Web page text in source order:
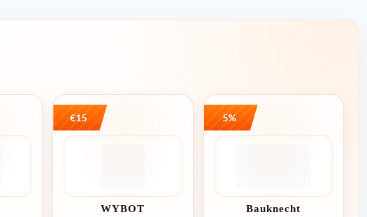
€15
WYBOT
5%
Bauknecht